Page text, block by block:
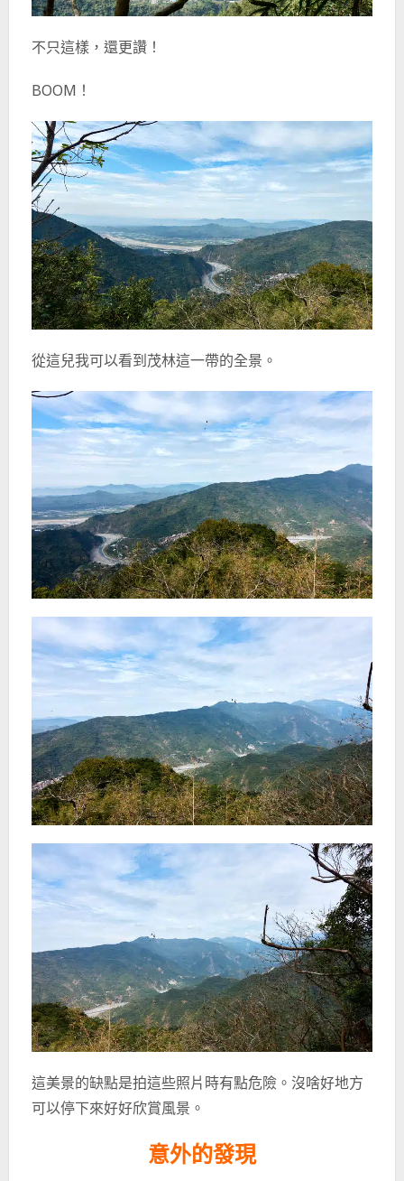
不只這樣，還更讚！
BOOM！
從這兒我可以看到茂林這一帶的全景。
這美景的缺點是拍這些照片時有點危險。沒啥好地方
可以停下來好好欣賞風景。
意外的發現